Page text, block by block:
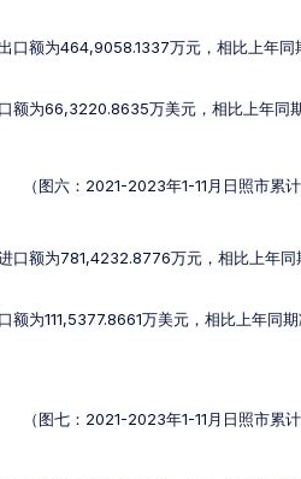
口额为464,9058.1337万元，相比上年
额为66,3220.8635万美元，相比上年同
（图六：2021-2023年1-11月日照市累计
口额为781,4232.8776万元，相比上年
额为111,5377.8661万美元，相比上年同
（图七：2021-2023年1-11月日照市累计